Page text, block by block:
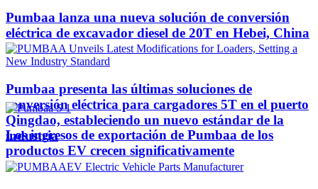
Pumbaa lanza una nueva solución de conversión
eléctrica de excavador diesel de 20T en Hebei, China
Pumbaa presenta las últimas soluciones de
conversión eléctrica para cargadores 5T en el puerto
Qingdao, estableciendo un nuevo estándar de la
industria
Los ingresos de exportación de Pumbaa de los
productos EV crecen significativamente